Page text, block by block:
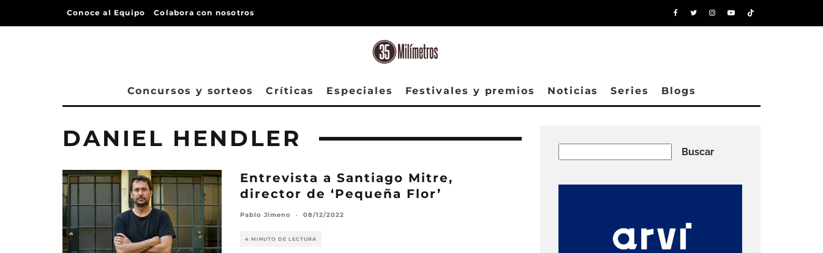
Conoce al Equipo Colabora con nosotros
Concursos y sorteos Críticas Especiales Festivales y premios Noticias Series Blogs
DANIEL HENDLER
Entrevista a Santiago Mitre,
director de ‘Pequeña Flor’
Pablo Jimeno · 08/12/2022
4 MINUTO DE LECTURA
Buscar